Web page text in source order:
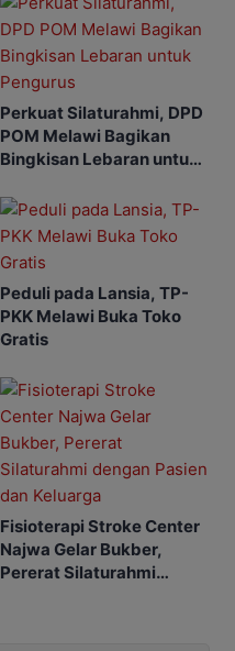
Perkuat Silaturahmi, DPD
POM Melawi Bagikan
Bingkisan Lebaran untuk
Peduli pada Lansia, TP-
PKK Melawi Buka Toko
Gratis
Fisioterapi Stroke Center
Najwa Gelar Bukber,
Pererat Silaturahmi